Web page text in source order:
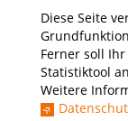
Diese Seite
Ferner soll
Statistiktool
Weitere
Elektrotechnik
Gestaltung
Informatik
Maschinenbau
THWS